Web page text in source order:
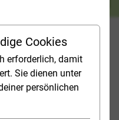
Cookies
erforderlich, damit
Sie dienen unter
persönlichen
Opportunities